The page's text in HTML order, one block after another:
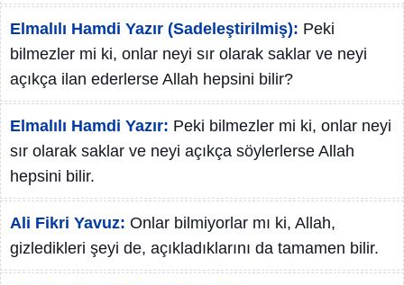
Elmalılı Hamdi Yazır (Sadeleştirilmiş): Peki
bilmezler mi ki, onlar neyi sır olarak saklar ve neyi
açıkça ilan ederlerse Allah hepsini bilir?
Elmalılı Hamdi Yazır: Peki bilmezler mi ki, onlar neyi
sır olarak saklar ve neyi açıkça söylerlerse Allah
hepsini bilir.
Ali Fikri Yavuz: Onlar bilmiyorlar mı ki, Allah,
gizledikleri şeyi de, açıkladıklarını da tamamen bilir.